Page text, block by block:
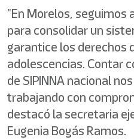
"En Morelos,
para consolidar un
garantice los derechos
adolescencias. Contar
de SIPINNA nacional
trabajando con
destacó la secretaria
Eugenia Boyás Ramos.